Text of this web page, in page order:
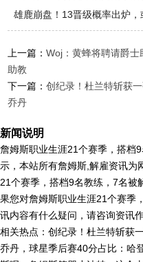
雄鹿崩盘！13晋级概率出炉
上一篇：Woj：黄蜂将聘请爵
助教
下一篇：创纪录！杜兰特斩获
乔丹
新闻说明
詹姆斯职业生涯21个赛季，搭档
示，本站所有詹姆斯,解雇资讯为
21个赛季，搭档9名教练，7名被
果您对詹姆斯职业生涯21个赛季
讯内容有什么疑问，请咨询资讯作
相关热点：创纪录！杜兰特斩获
乔丹，球星季后赛40分占比：哈